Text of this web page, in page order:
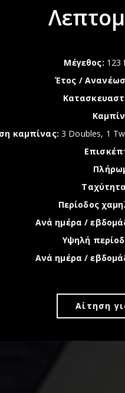
Mέγεθος: 123
Έτος /
καμπίνας: 3 Doubles, 1
Περίοδος
Ανά ημέρα /
Υψηλή
Ανά ημέρα /
Αίτηση